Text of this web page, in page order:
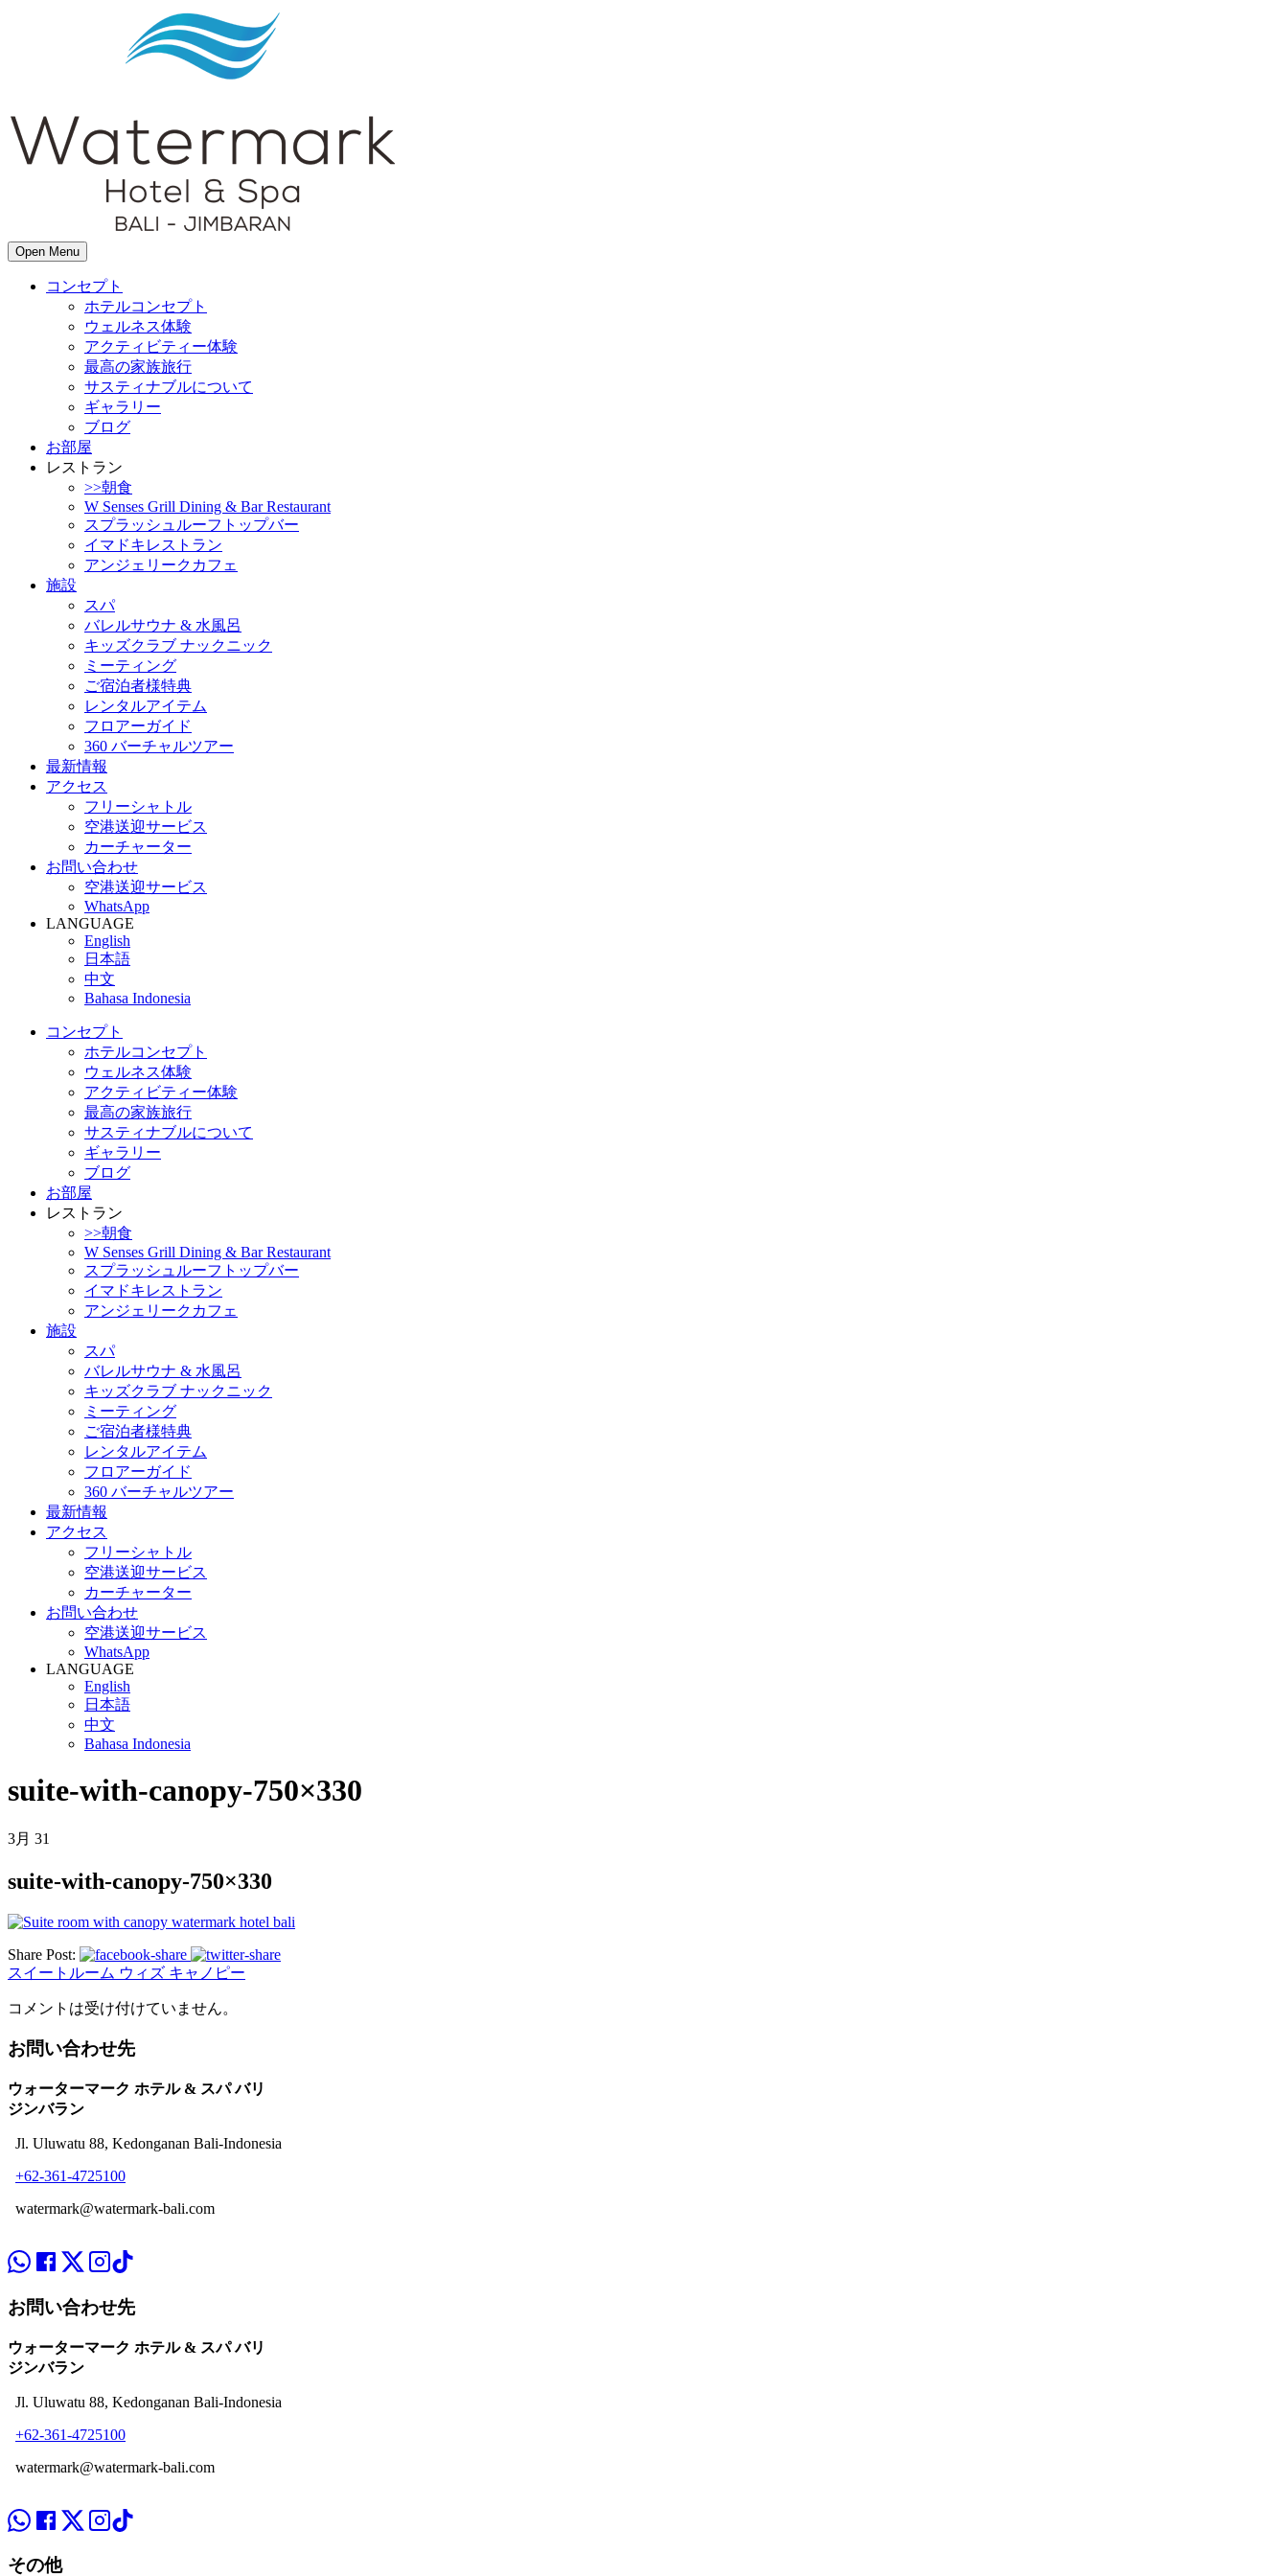
Open Menu
コンセプト
ホテルコンセプト
ウェルネス体験
アクティビティー体験
最高の家族旅行
サスティナブルについて
ギャラリー
ブログ
お部屋
レストラン
>>朝食
W Senses Grill Dining & Bar Restaurant
スプラッシュルーフトップバー
イマドキレストラン
アンジェリークカフェ
施設
スパ
バレルサウナ & 水風呂
キッズクラブ ナックニック
ミーティング
ご宿泊者様特典
レンタルアイテム
フロアーガイド
360 バーチャルツアー
最新情報
アクセス
フリーシャトル
空港送迎サービス
カーチャーター
お問い合わせ
空港送迎サービス
WhatsApp
LANGUAGE
English
日本語
中文
Bahasa Indonesia
コンセプト
ホテルコンセプト
ウェルネス体験
アクティビティー体験
最高の家族旅行
サスティナブルについて
ギャラリー
ブログ
お部屋
レストラン
>>朝食
W Senses Grill Dining & Bar Restaurant
スプラッシュルーフトップバー
イマドキレストラン
アンジェリークカフェ
施設
スパ
バレルサウナ & 水風呂
キッズクラブ ナックニック
ミーティング
ご宿泊者様特典
レンタルアイテム
フロアーガイド
360 バーチャルツアー
最新情報
アクセス
フリーシャトル
空港送迎サービス
カーチャーター
お問い合わせ
空港送迎サービス
WhatsApp
LANGUAGE
English
日本語
中文
Bahasa Indonesia
suite-with-canopy-750×330
3月 31
suite-with-canopy-750×330
Share Post:
スイートルーム ウィズ キャノピー
コメントは受け付けていません。
お問い合わせ先
ウォーターマーク ホテル & スパ バリ
ジンバラン
Jl. Uluwatu 88, Kedonganan Bali-Indonesia
+62-361-4725100
watermark@watermark-bali.com
お問い合わせ先
ウォーターマーク ホテル & スパ バリ
ジンバラン
Jl. Uluwatu 88, Kedonganan Bali-Indonesia
+62-361-4725100
watermark@watermark-bali.com
その他